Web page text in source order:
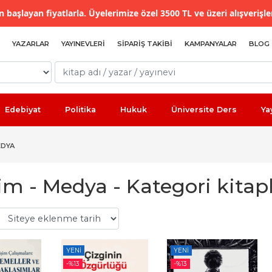
başlayan fiyatlarla. Üyelerimize özel 3500 TL ve üzeri
YAZARLAR YAYINEVLERI SIPARIŞ TAKIBI KAMPANYALAR BLOG
Edebiyat Politika Hukuk Üniversite Ders
- Medya - Kategori
YENI
-%13
YENI
-%13